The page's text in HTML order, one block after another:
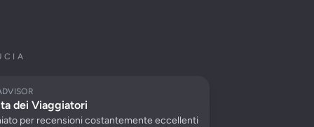
dei Viaggiatori
per recensioni costantemente eccellenti